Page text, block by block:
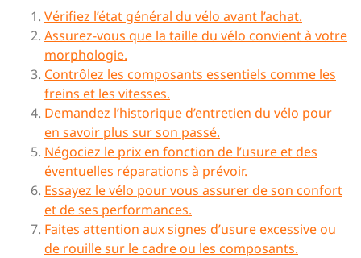
Vérifiez l’état général du vélo avant l’achat.
Assurez-vous que la taille du vélo convient à votre
morphologie.
Contrôlez les composants essentiels comme les
freins et les vitesses.
Demandez l’historique d’entretien du vélo pour
en savoir plus sur son passé.
Négociez le prix en fonction de l’usure et des
éventuelles réparations à prévoir.
Essayez le vélo pour vous assurer de son confort
et de ses performances.
Faites attention aux signes d’usure excessive ou
de rouille sur le cadre ou les composants.